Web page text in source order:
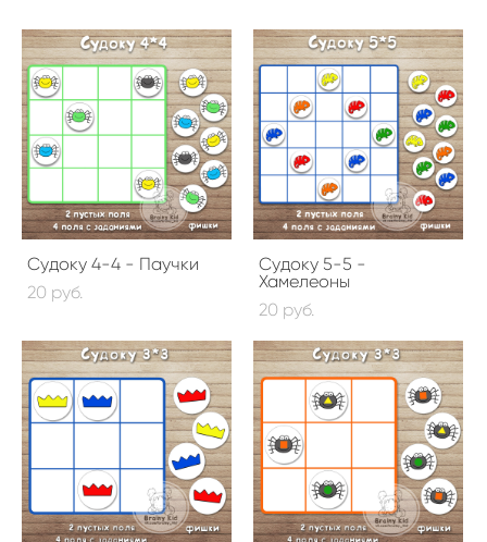
Судоку 4-4 - Паучки
20 pуб.
Судоку 5-5 -
Хамелеоны
20 pуб.